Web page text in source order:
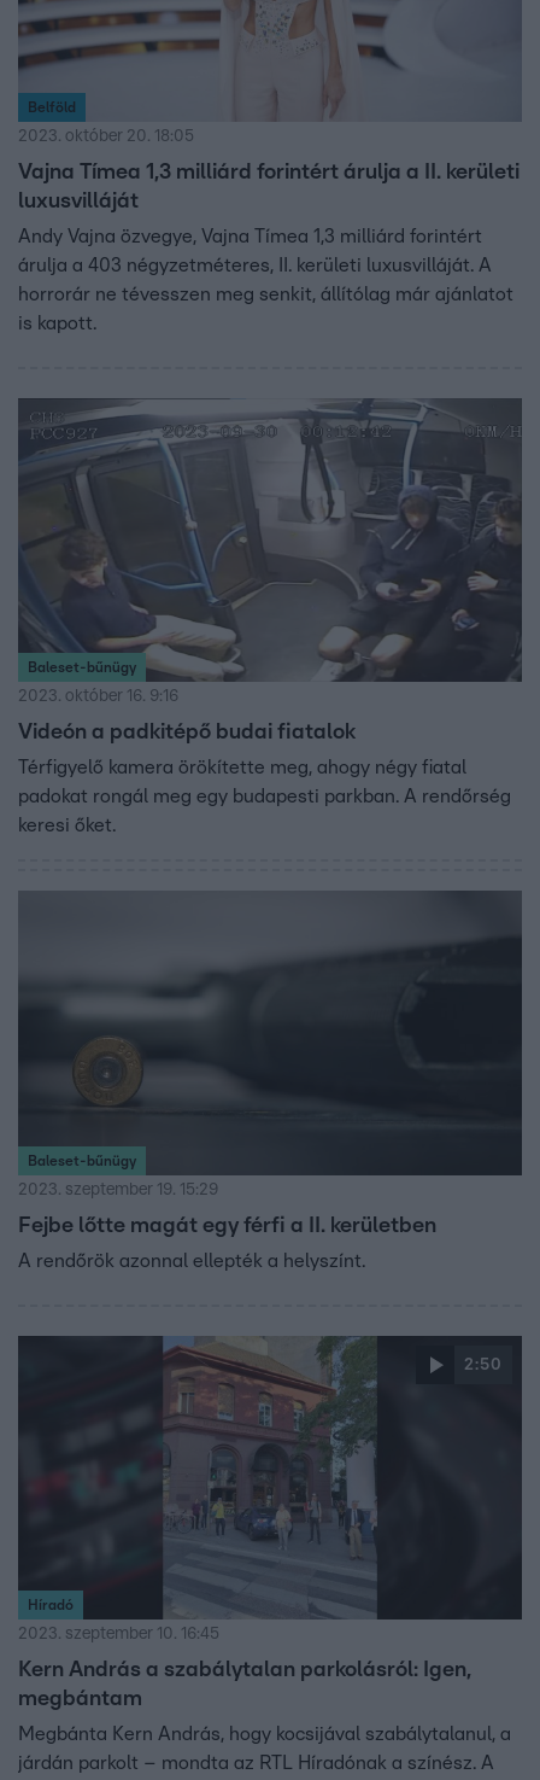
Belföld
2023. október 20. 18:05
Vajna Tímea 1,3 milliárd forintért árulja a II. kerületi
luxusvilláját
Andy Vajna özvegye, Vajna Tímea 1,3 milliárd forintért
árulja a 403 négyzetméteres, II. kerületi luxusvilláját. A
horrorár ne tévesszen meg senkit, állítólag már ajánlatot
is kapott.
Baleset-bűnügy
2023. október 16. 9:16
Videón a padkitépő budai fiatalok
Térfigyelő kamera örökítette meg, ahogy négy fiatal
padokat rongál meg egy budapesti parkban. A rendőrség
keresi őket.
Baleset-bűnügy
2023. szeptember 19. 15:29
Fejbe lőtte magát egy férfi a II. kerületben
A rendőrök azonnal ellepték a helyszínt.
2:50
Híradó
2023. szeptember 10. 16:45
Kern András a szabálytalan parkolásról: Igen,
megbántam
Megbánta Kern András, hogy kocsijával szabálytalanul, a
járdán parkolt – mondta az RTL Híradónak a színész. A